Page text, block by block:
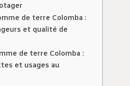
de terre Colomba :
et qualité de
de terre Colomba :
et usages au